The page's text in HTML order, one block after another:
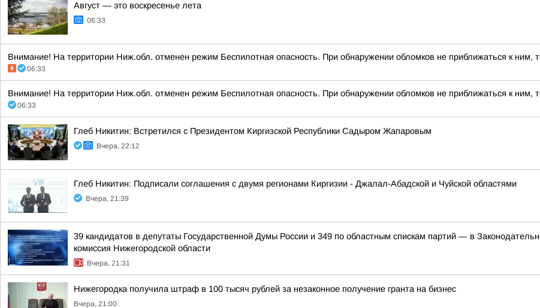
Август — это воскресенье лета
06:33
Внимание! На территории Ниж.обл. отменен режим Беспилотная опасность. При обнаружении обломков не приближаться к ним,
06:33
Внимание! На территории Ниж.обл. отменен режим Беспилотная опасность. При обнаружении обломков не приближаться к ним,
06:33
Глеб Никитин: Встретился с Президентом Киргизской Республики Садыром Жапаровым
Вчера, 22:12
Глеб Никитин: Подписали соглашения с двумя регионами Киргизии - Джалал-Абадской и Чуйской областями
Вчера, 21:39
39 кандидатов в депутаты Государственной Думы России и 349 по областным спискам партий — в
комиссия Нижегородской области
Вчера, 21:31
Нижегородка получила штраф в 100 тысяч рублей за незаконное получение гранта на бизнес
Вчера, 21:00